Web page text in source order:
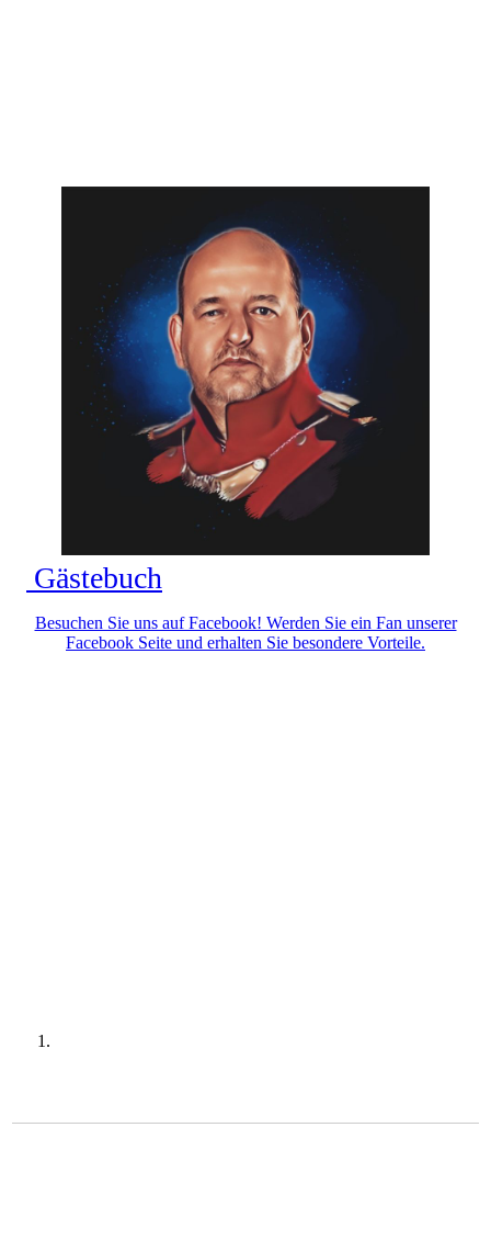
Gästebuch
Besuchen Sie uns auf Facebook! Werden Sie ein Fan unserer
Facebook Seite und erhalten Sie besondere Vorteile.